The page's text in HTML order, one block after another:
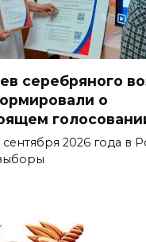
серебряного
о
сентября 2026 года в